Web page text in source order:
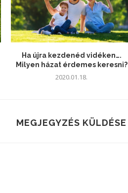
Ha újra kezdenéd vidéken….
Milyen házat érdemes keresni?
2020.01.18.
MEGJEGYZÉS KÜLDÉSE